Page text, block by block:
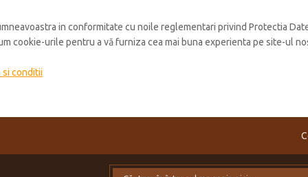
in conformitate cu noile reglementari privind Protectia
cookie-urile pentru a vă furniza cea mai buna experienta pe site-ul
si conditii